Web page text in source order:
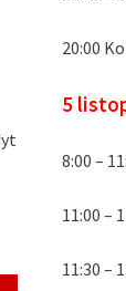
20:00
5
8:00 –
11:00 –
11:30 –